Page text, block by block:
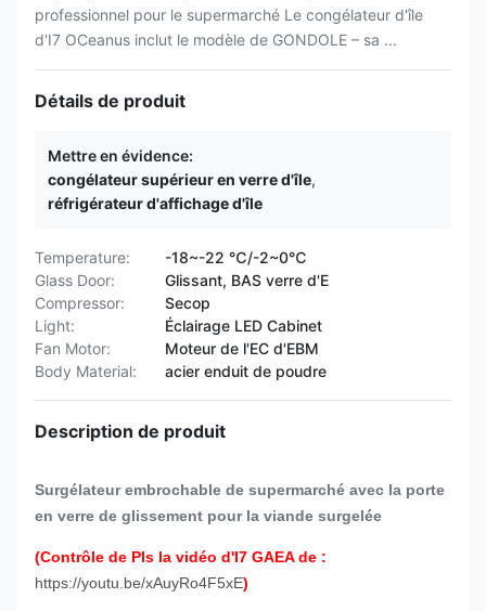
professionnel pour le supermarché Le congélateur d'île
d'I7 OCeanus inclut le modèle de GONDOLE – sa ...
Détails de produit
Mettre en évidence:
congélateur supérieur en verre d'île,
réfrigérateur d'affichage d'île
Temperature:
-18~-22 ℃/-2~0℃
Glass Door:
Glissant, BAS verre d'E
Compressor:
Secop
Light:
Éclairage LED Cabinet
Fan Motor:
Moteur de l'EC d'EBM
Body Material:
acier enduit de poudre
Description de produit
Surgélateur embrochable de supermarché avec la porte
en verre de glissement pour la viande surgelée
(Contrôle de Pls la vidéo d'I7 GAEA de :
https://youtu.be/xAuyRo4F5xE)